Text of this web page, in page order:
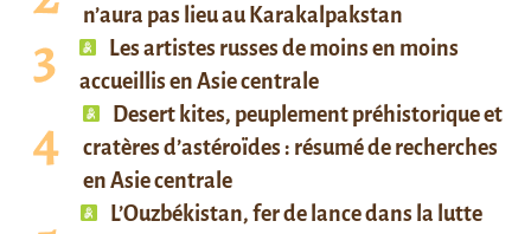
n’aura pas lieu au Karakalpakstan
Les artistes russes de moins en moins
accueillis en Asie centrale
Desert kites, peuplement préhistorique et
cratères d’astéroïdes : résumé de recherches
en Asie centrale
L’Ouzbékistan, fer de lance dans la lutte